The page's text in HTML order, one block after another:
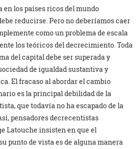
en los países ricos del mundo
reducirse. Pero no deberíamos caer
como un problema de escala
los teóricos del decrecimiento. Toda
del capital debe ser superada y
de igualdad sustantiva y
El fracaso al abordar el cambio
es la principal debilidad de la
que todavía no ha escapado de la
pensadores decrecentistas
Latouche insisten en que el
punto de vista es de alguna manera